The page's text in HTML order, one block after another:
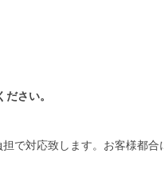
さい。
で対応致します。お客様都合